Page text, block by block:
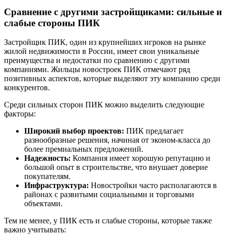
Сравнение с другими застройщиками: сильные и
слабые стороны ПИК
Застройщик ПИК, один из крупнейших игроков на рынке
жилой недвижимости в России, имеет свои уникальные
преимущества и недостатки по сравнению с другими
компаниями. Жильцы новостроек ПИК отмечают ряд
позитивных аспектов, которые выделяют эту компанию среди
конкурентов.
Среди сильных сторон ПИК можно выделить следующие
факторы:
Широкий выбор проектов: ПИК предлагает
разнообразные решения, начиная от эконом-класса до
более премиальных предложений.
Надежность: Компания имеет хорошую репутацию и
большой опыт в строительстве, что внушает доверие
покупателям.
Инфраструктура: Новостройки часто располагаются в
районах с развитыми социальными и торговыми
объектами.
Тем не менее, у ПИК есть и слабые стороны, которые также
важно учитывать: